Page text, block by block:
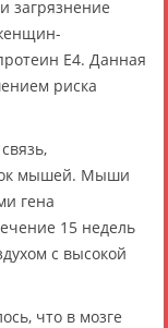
загрязнение
E4. Данная
риска
мышей. Мыши
гена
15 недель
с высокой
что в мозге